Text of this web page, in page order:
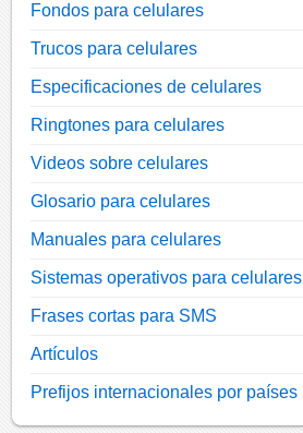
Fondos para celulares
Trucos para celulares
Especificaciones de celulares
Ringtones para celulares
Videos sobre celulares
Glosario para celulares
Manuales para celulares
Sistemas operativos para celulares
Frases cortas para SMS
Artículos
Prefijos internacionales por países